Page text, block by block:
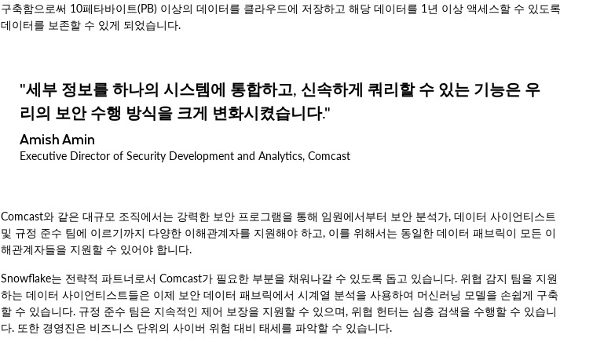
구축함으로써 10페타바이트(PB) 이상의 데이터를 클라우드에 저장하고 해당 데이터를 1년 이상 액세스할 수 있도록
데이터를 보존할 수 있게 되었습니다.
"세부 정보를 하나의 시스템에 통합하고, 신속하게 쿼리할 수 있는 기능은 우
리의 보안 수행 방식을 크게 변화시켰습니다."
Amish Amin
Executive Director of Security Development and Analytics, Comcast
Comcast와 같은 대규모 조직에서는 강력한 보안 프로그램을 통해 임원에서부터 보안 분석가, 데이터 사이언티스트
및 규정 준수 팀에 이르기까지 다양한 이해관계자를 지원해야 하고, 이를 위해서는 동일한 데이터 패브릭이 모든 이
해관계자들을 지원할 수 있어야 합니다.
Snowflake는 전략적 파트너로서 Comcast가 필요한 부분을 채워나갈 수 있도록 돕고 있습니다. 위협 감지 팀을 지원
하는 데이터 사이언티스트들은 이제 보안 데이터 패브릭에서 시계열 분석을 사용하여 머신러닝 모델을 손쉽게 구축
할 수 있습니다. 규정 준수 팀은 지속적인 제어 보장을 지원할 수 있으며, 위협 헌터는 심층 검색을 수행할 수 있습니
다. 또한 경영진은 비즈니스 단위의 사이버 위험 대비 태세를 파악할 수 있습니다.